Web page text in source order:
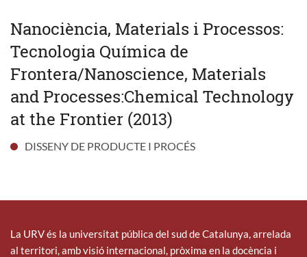
Nanociència, Materials i Processos:
Tecnologia Química de
Frontera/Nanoscience, Materials
and Processes:Chemical Technology
at the Frontier (2013)
DISSENY DE PRODUCTE I PROCÉS
La URV és la universitat pública del sud de Catalunya, arrelada
al territori, amb visió internacional, pròxima en la docència i